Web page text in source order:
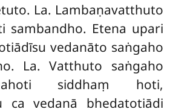
La. Lambaṇavatthuto
sambandho. Etena upari
vedanāto saṅgaho
La. Vatthuto saṅgaho
siddhaṃ hoti,
ca vedanā bhedatotiādi